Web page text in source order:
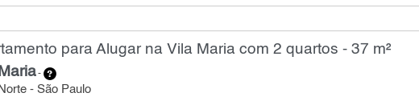
para Alugar na Vila Maria com 2 quartos - 37 m²
-
- São Paulo